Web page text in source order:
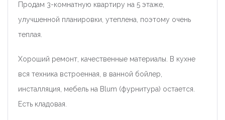
Продам 3-комнатную квартиру на 5 этаже,
улучшенной планировки, утеплена, поэтому очень
теплая.
Хороший ремонт, качественные материалы. В кухне
вся техника встроенная, в ванной бойлер,
инсталляция, мебель на Blum (фурнитура) остается.
Есть кладовая.